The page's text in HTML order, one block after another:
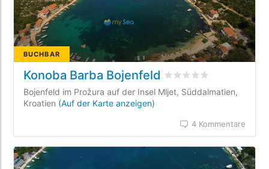
BUCHBAR
Konoba Barba Bojenfeld bewertet0
Bojenfeld im Prožura auf der Insel Mljet, Süddalmatien,
Kroatien (Auf der Karte anzeigen)
4 Kommentare